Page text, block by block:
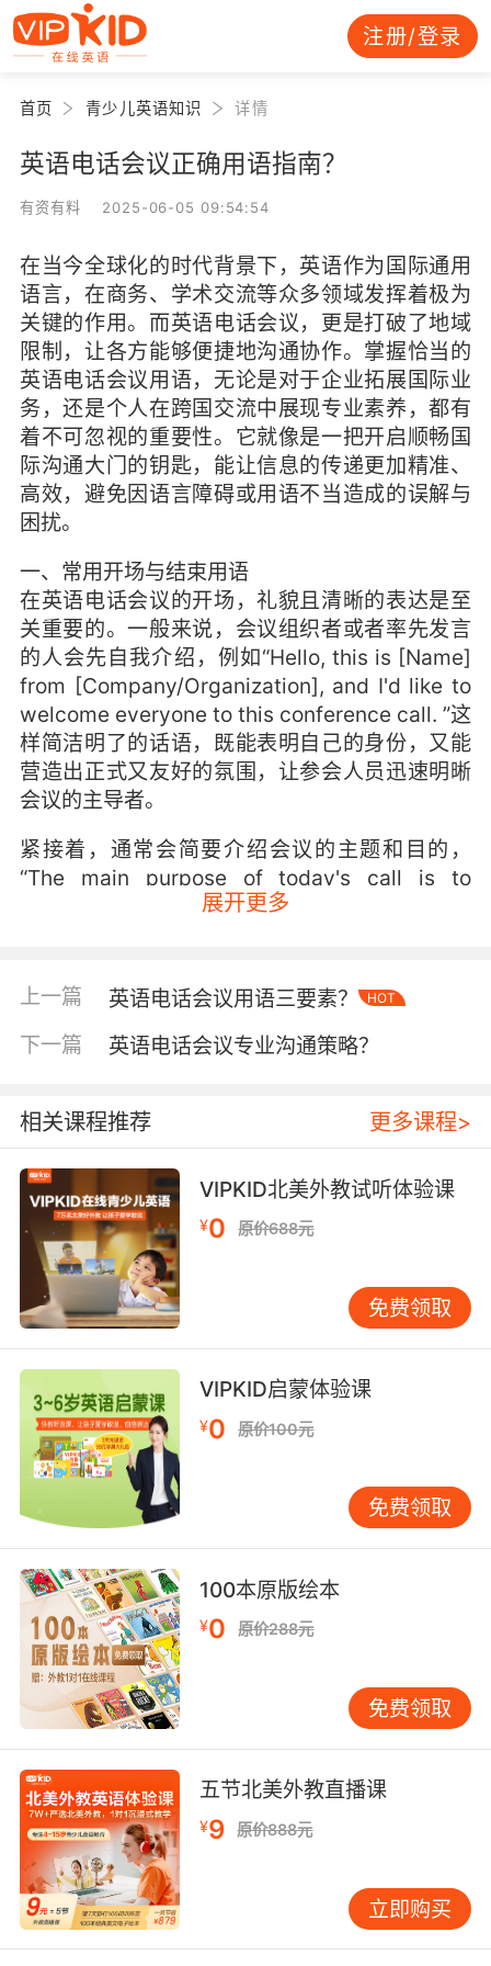
注册/登录
首页 青少儿英语知识 详情
英语电话会议正确用语指南？
有资有料 2025-06-05 09:54:54
在当今全球化的时代背景下，英语作为国际通用
语言，在商务、学术交流等众多领域发挥着极为
关键的作用。而英语电话会议，更是打破了地域
限制，让各方能够便捷地沟通协作。掌握恰当的
英语电话会议用语，无论是对于企业拓展国际业
务，还是个人在跨国交流中展现专业素养，都有
着不可忽视的重要性。它就像是一把开启顺畅国
际沟通大门的钥匙，能让信息的传递更加精准、
高效，避免因语言障碍或用语不当造成的误解与
困扰。
一、常用开场与结束用语
在英语电话会议的开场，礼貌且清晰的表达是至
关重要的。一般来说，会议组织者或者率先发言
的人会先自我介绍，例如“Hello, this is [Name]
from [Company/Organization], and I'd like to
welcome everyone to this conference call. ”这
样简洁明了的话语，既能表明自己的身份，又能
营造出正式又友好的氛围，让参会人员迅速明晰
会议的主导者。
紧接着，通常会简要介绍会议的主题和目的，
“The main purpose of today's call is to
discuss [specific topic], which is crucial for
束环节，同样需要用合适的用语来收尾，比如
contributions. If there are no further
call. ”既表达了对参会者的感谢，又清晰地示意会
议即将结束，让大家有序离场。
从实际交流效果来看，良好的开场能吸引参会者
的注意力，让他们更快融入会议状态，而得体的
结束语则会给整个会议画上圆满的句号，留下专
业、有序的印象，为后续的合作或交流奠定积极
的基础。许多跨国企业在进行内部培训时，都会
反复强调这些开场与结束用语的标准性，就是深
知其对塑造企业形象、保障沟通顺畅有着深远意
义。
二、议程推进与话题转换用语
当电话会议进入正题后，如何有条不紊地推进议
程是关键。主持人需要运用一些特定用语来引导
大家按计划进行，比如“Let's start with the first
item on the agenda, which is [Item 1 details].
”明确指出当下要讨论的议题，让参会者紧跟节
奏。
在讨论过程中，难免会遇到一个话题结束，需要
切换到下一个话题的情况。这时，像“Now that
we've covered [previous topic] thoroughly,
这样的表述就很恰当。它起到了承上启下的作
用，既总结了前面话题的讨论情况，又自然地引
出新的话题，避免出现冷场或者讨论混乱的局
面。
而且，为了保证每个参会者都能充分表达意见，
主持人还可以适时地说“I'd like to give the floor
展开更多
上一篇 英语电话会议用语三要素？ HOT
下一篇 英语电话会议专业沟通策略？
相关课程推荐 更多课程>
VIPKID北美外教试听体验课
¥0 原价688元
免费领取
VIPKID启蒙体验课
¥0 原价100元
免费领取
100本原版绘本
¥0 原价288元
免费领取
五节北美外教直播课
¥9 原价888元
立即购买